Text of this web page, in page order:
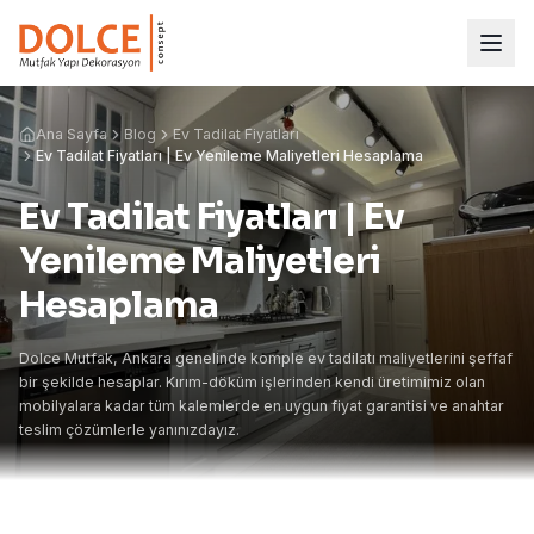
Ana Sayfa Blog
Ev Tadilat Fiyatları
Ev Tadilat Fiyatları | Ev Yenileme Maliyetleri Hesaplama
Ev Tadilat Fiyatları | Ev
Yenileme Maliyetleri
Hesaplama
Dolce Mutfak, Ankara genelinde komple ev tadilatı maliyetlerini şeffaf
bir şekilde hesaplar. Kırım-döküm işlerinden kendi üretimimiz olan
mobilyalara kadar tüm kalemlerde en uygun fiyat garantisi ve anahtar
teslim çözümlerle yanınızdayız.